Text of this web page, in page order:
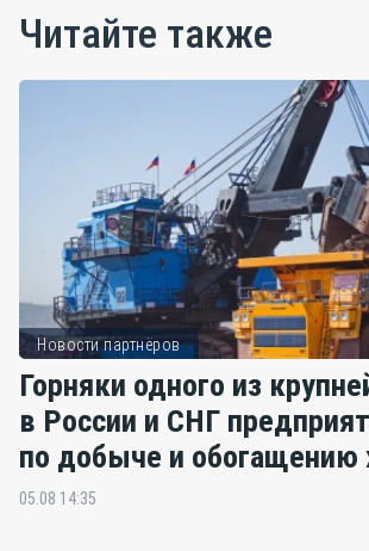
Читайте также
Новости партнёров
Горняки одного из
в России и СНГ
по добыче и обогащению
руды удостоены
05.08 14:35